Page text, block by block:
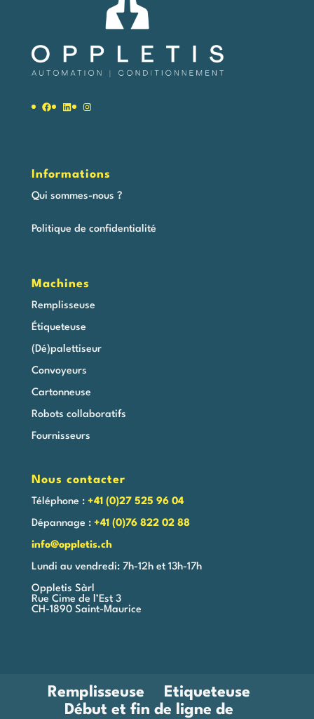
FacebookLinkedInInstagram
Informations
Qui sommes-nous ?
Politique de confidentialité
Machines
Remplisseuse
Étiqueteuse
(Dé)palettiseur
Convoyeurs
Cartonneuse
Robots collaboratifs
Fournisseurs
Nous contacter
Téléphone : +41 (0)27 525 96 04
Dépannage : +41 (0)76 822 02 88
info@oppletis.ch
Lundi au vendredi: 7h-12h et 13h-17h
Oppletis Sàrl
Rue Cime de l’Est 3
CH-1890 Saint-Maurice
Remplisseuse
Etiqueteuse
Début et fin de ligne de